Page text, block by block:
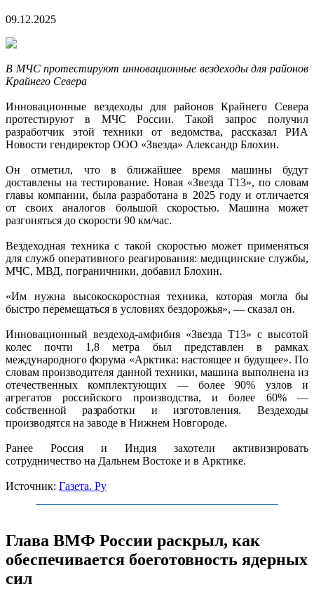
09.12.2025
В МЧС протестируют инновационные вездеходы для районов
Крайнего Севера
Инновационные вездеходы для районов Крайнего Севера
протестируют в МЧС России. Такой запрос получил
разработчик этой техники от ведомства, рассказал РИА
Новости гендиректор ООО «Звезда» Александр Блохин.
Он отметил, что в ближайшее время машины будут
доставлены на тестирование. Новая «Звезда Т13», по словам
главы компании, была разработана в 2025 году и отличается
от своих аналогов большой скоростью. Машина может
разгоняться до скорости 90 км/час.
Вездеходная техника с такой скоростью может применяться
для служб оперативного реагирования: медицинские службы,
МЧС, МВД, пограничники, добавил Блохин.
«Им нужна высокоскоростная техника, которая могла бы
быстро перемещаться в условиях бездорожья», — сказал он.
Инновационный вездеход-амфибия «Звезда Т13» с высотой
колес почти 1,8 метра был представлен в рамках
международного форума «Арктика: настоящее и будущее». По
словам производителя данной техники, машина выполнена из
отечественных комплектующих — более 90% узлов и
агрегатов российского производства, и более 60% —
собственной разработки и изготовления. Вездеходы
производятся на заводе в Нижнем Новгороде.
Ранее Россия и Индия захотели активизировать
сотрудничество на Дальнем Востоке и в Арктике.
Источник: Газета. Ру
Глава ВМФ России раскрыл, как
обеспечивается боеготовность ядерных
сил